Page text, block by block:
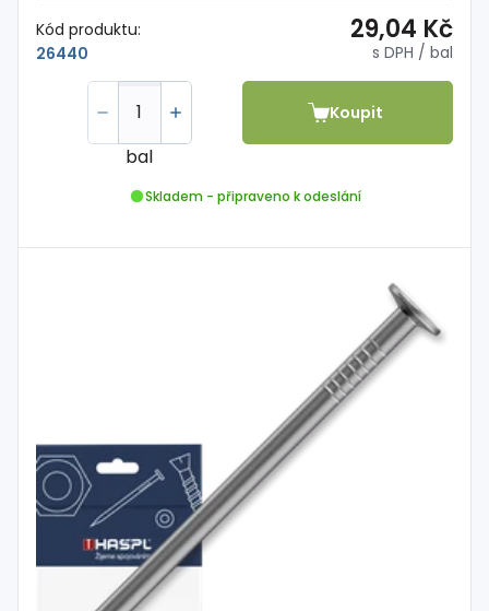
Kód produktu:
26440
29,04 Kč
s DPH / bal
bal
Koupit
Skladem - připraveno k odeslání